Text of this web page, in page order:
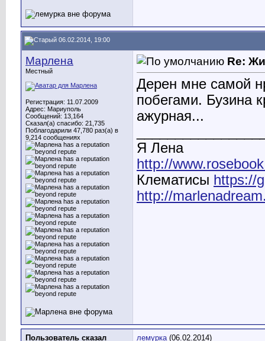
06.02.2014, 19:00
Марлена
Местный
Регистрация: 11.07.2009
Адрес: Мариуполь
Сообщений: 13,164
Сказал(а) спасибо: 21,735
Поблагодарили 47,780 раз(а) в
9,214 сообщениях
Re:
Дерен мне самой
побегами. Бузина
ажурная...
Я Лена
http://
Клематисы https://
http://
Пользователь сказал лемурка(06.02.2014)